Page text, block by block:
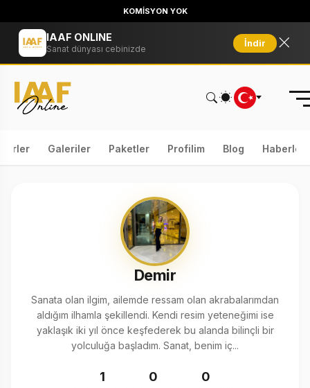
KOMİSYON YOK
IAAF ONLINE
Sanat dünyası cebinizde
İndir
Galeriler Paketler Profilim Blog Haberler
Demir
Sanata olan ilgim, ailemde ressam olan akrabalarımdan
aldığım ilhamla şekillendi. Kendi resim yeteneğimi ise
yaklaşık iki yıl önce keşfederek bu alanda bilinçli bir
yolculuğa başladım. Sanat, benim iç...
1 0 0